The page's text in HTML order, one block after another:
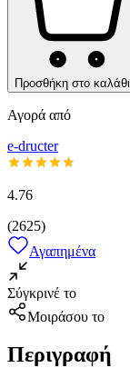
Προσθήκη στο καλάθι
Αγορά από
e-dructer
4.76
(2625)
Αγαπημένα
Σύγκρινέ το
Μοιράσου το
Περιγραφή